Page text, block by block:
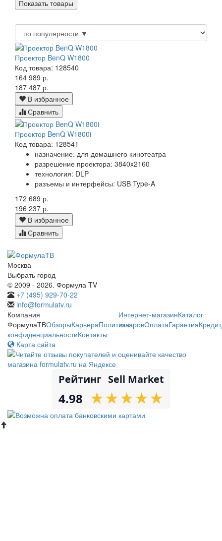
Проектор BenQ W1800
Код товара: 128540
164 989 р.
187 487 р.
В избранное
Сравнить
Проектор BenQ W1800i
Код товара: 128541
назначение: для домашнего кинотеатра
разрешение проектора: 3840x2160
технология: DLP
разъемы и интерфейсы: USB Type-A
172 689 р.
196 237 р.
В избранное
Сравнить
Москва
Выбрать город
© 2009 - 2026. Формула TV
+7 (495) 929-70-22
info@formulatv.ru
Компания
ФормулаТВОбзорыКарьераПолитика
конфиденциальностиКонтакты
Интернет-магазинКаталог
товаровОплатаГарантияКредит
Карта сайта
Рейтинг Sell Market
4.98 ★
★★
★★
★★
★★
★